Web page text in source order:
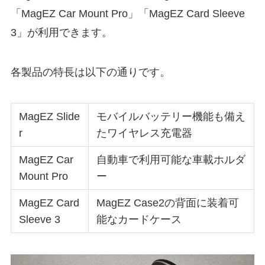
「MagEZ Car Mount Pro」「MagEZ Card Sleeve
3」が利用できます。
各製品の特長は以下の通りです。
MagEZ Slide
r
モバイルバッテリー機能も備え
たワイヤレス充電器
MagEZ Car
Mount Pro
自動車で利用可能な車載ホルダ
ー
MagEZ Card
Sleeve 3
MagEZ Case2の背面に装着可
能なカードケース